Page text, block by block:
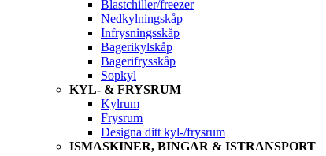
Blastchiller/freezer
Nedkylningskåp
Infrysningsskåp
Bagerikylskåp
Bagerifrysskåp
Sopkyl
KYL- & FRYSRUM
Kylrum
Frysrum
Designa ditt kyl-/frysrum
ISMASKINER, BINGAR & ISTRANSPORT